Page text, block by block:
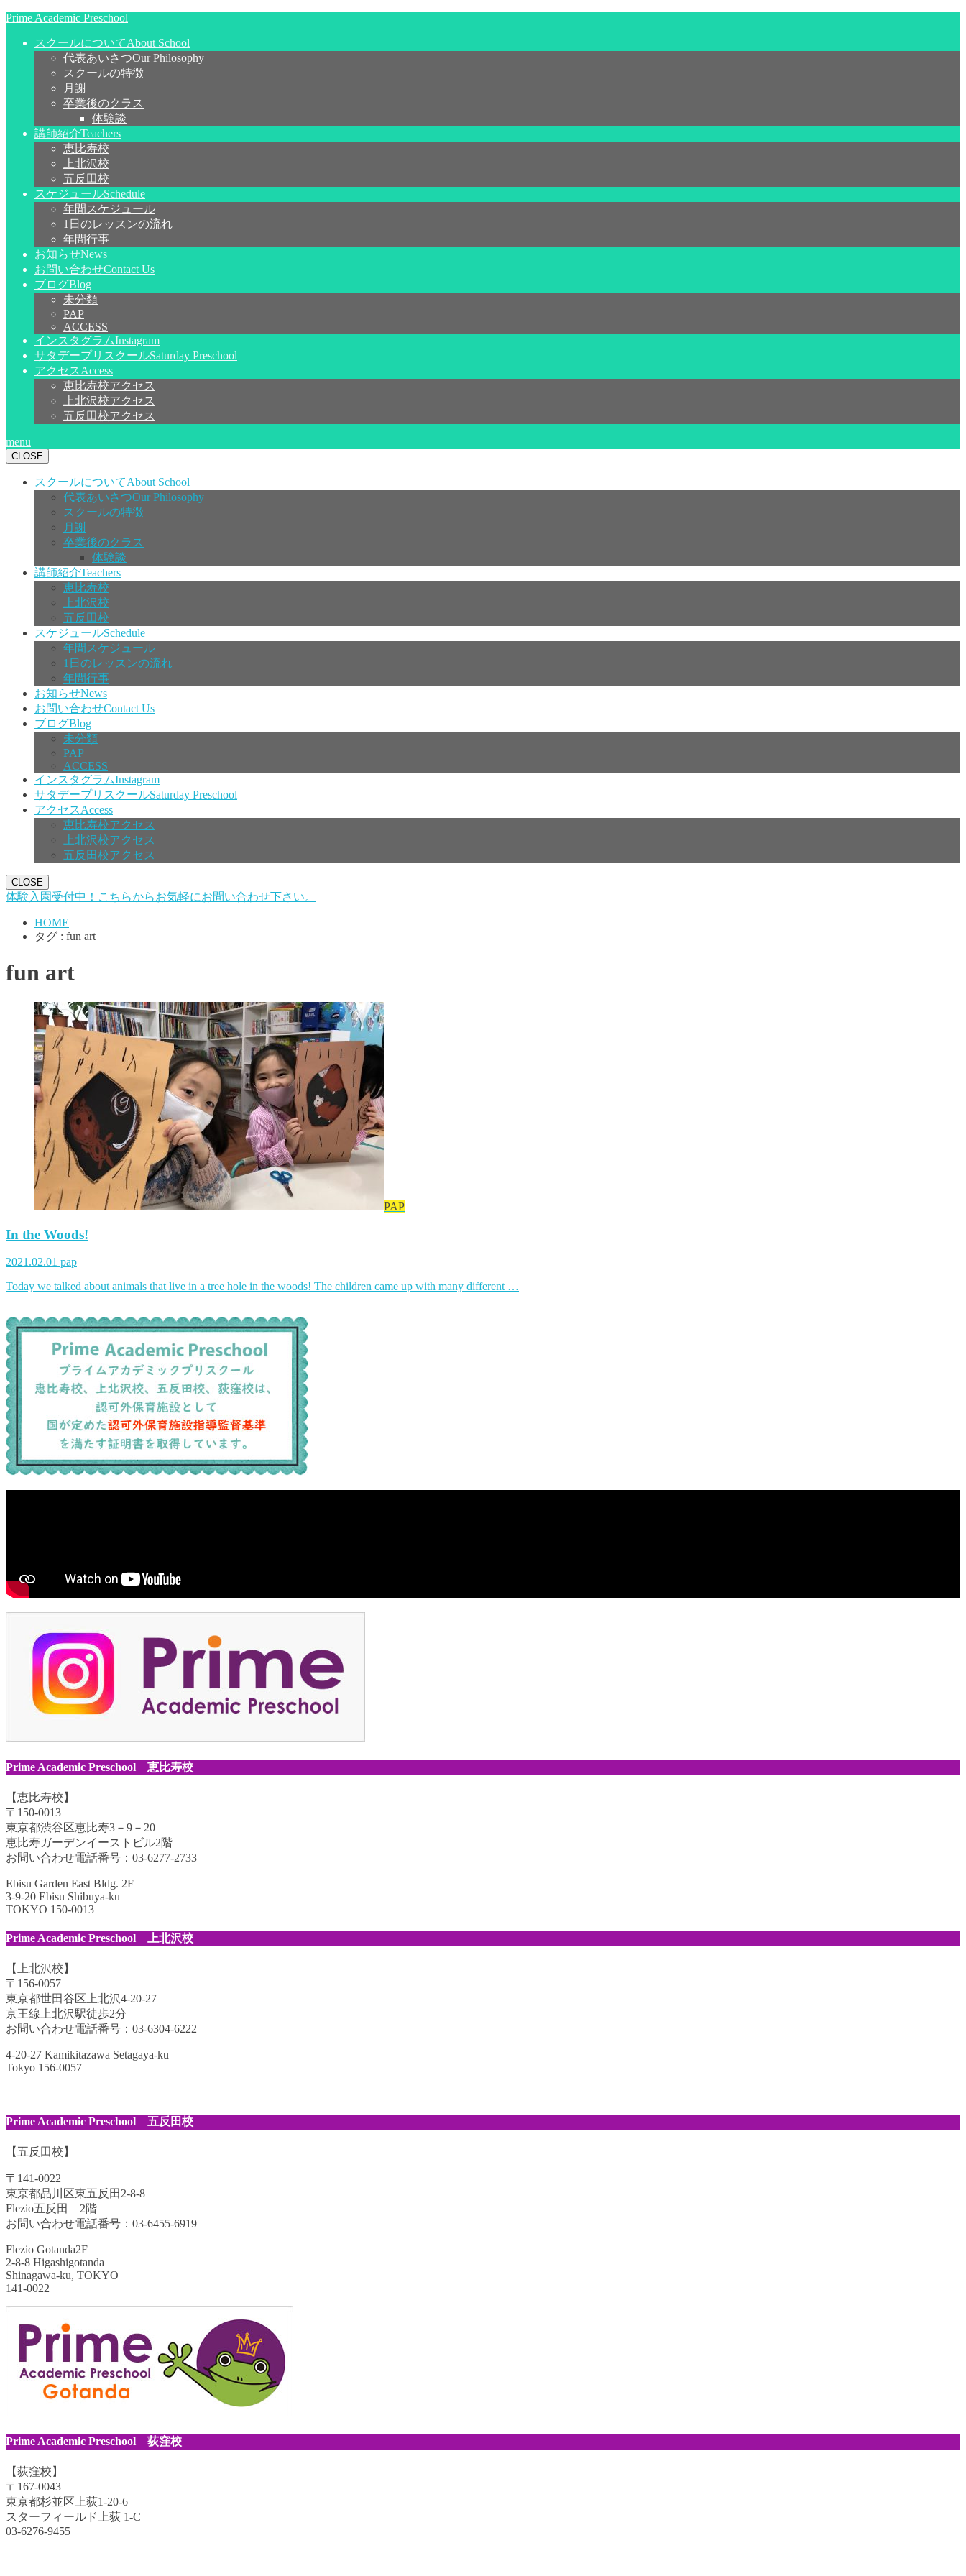
Prime Academic Preschool
スクールについてAbout School
代表あいさつOur Philosophy
スクールの特徴
月謝
卒業後のクラス
体験談
講師紹介Teachers
恵比寿校
上北沢校
五反田校
スケジュールSchedule
年間スケジュール
1日のレッスンの流れ
年間行事
お知らせNews
お問い合わせContact Us
ブログBlog
未分類
PAP
ACCESS
インスタグラムInstagram
サタデープリスクールSaturday Preschool
アクセスAccess
恵比寿校アクセス
上北沢校アクセス
五反田校アクセス
menu
CLOSE
スクールについてAbout School
代表あいさつOur Philosophy
スクールの特徴
月謝
卒業後のクラス
体験談
講師紹介Teachers
恵比寿校
上北沢校
五反田校
スケジュールSchedule
年間スケジュール
1日のレッスンの流れ
年間行事
お知らせNews
お問い合わせContact Us
ブログBlog
未分類
PAP
ACCESS
インスタグラムInstagram
サタデープリスクールSaturday Preschool
アクセスAccess
恵比寿校アクセス
上北沢校アクセス
五反田校アクセス
CLOSE
体験入園受付中！こちらからお気軽にお問い合わせ下さい。
HOME
タグ : fun art
fun art
PAP
In the Woods!
2021.02.01 pap
Today we talked about animals that live in a tree hole in the woods! The children came up with many different …
Prime Academic Preschool 恵比寿校
【恵比寿校】
〒150-0013
東京都渋谷区恵比寿3－9－20
恵比寿ガーデンイーストビル2階
お問い合わせ電話番号：03-6277-2733
Ebisu Garden East Bldg. 2F
3-9-20 Ebisu Shibuya-ku
TOKYO 150-0013
Prime Academic Preschool 上北沢校
【上北沢校】
〒156-0057
東京都世田谷区上北沢4-20-27
京王線上北沢駅徒歩2分
お問い合わせ電話番号：03-6304-6222
4-20-27 Kamikitazawa Setagaya-ku
Tokyo 156-0057
Prime Academic Preschool 五反田校
【五反田校】
〒141-0022
東京都品川区東五反田2-8-8
Flezio五反田 2階
お問い合わせ電話番号：03-6455-6919
Flezio Gotanda2F
2-8-8 Higashigotanda
Shinagawa-ku, TOKYO
141-0022
Prime Academic Preschool 荻窪校
【荻窪校】
〒167-0043
東京都杉並区上荻1-20-6
スターフィールド上荻 1-C
03-6276-9455